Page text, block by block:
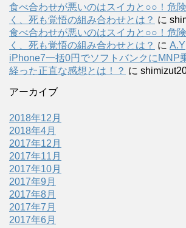
食べ合わせが悪いのはスイカと○○！危
く、死も覚悟の組み合わせとは？ に
食べ合わせが悪いのはスイカと○○！危
く、死も覚悟の組み合わせとは？ に A.Y
iPhone7一括0円でソフトバンクにMNP
経った正直な感想とは！？ に
アーカイブ
2018年12月
2018年4月
2017年12月
2017年11月
2017年10月
2017年9月
2017年8月
2017年7月
2017年6月